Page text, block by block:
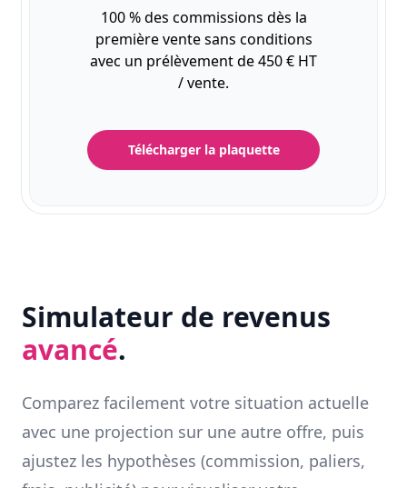
100 % des commissions dès la
première vente sans conditions
avec un prélèvement de 450 € HT
/ vente.
Télécharger la plaquette
Simulateur de revenus
avancé.
Comparez facilement votre situation actuelle
avec une projection sur une autre offre, puis
ajustez les hypothèses (commission, paliers,